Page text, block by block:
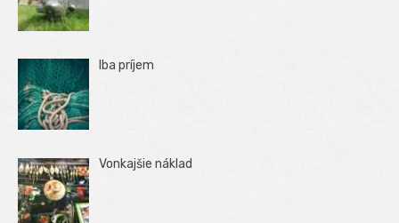
Iba príjem
Vonkajšie náklad